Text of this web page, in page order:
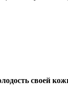
своей